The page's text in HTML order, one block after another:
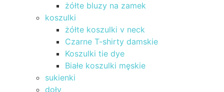
żółte bluzy na zamek
koszulki
żółte koszulki v neck
Czarne T-shirty damskie
Koszulki tie dye
Białe koszulki męskie
sukienki
doły